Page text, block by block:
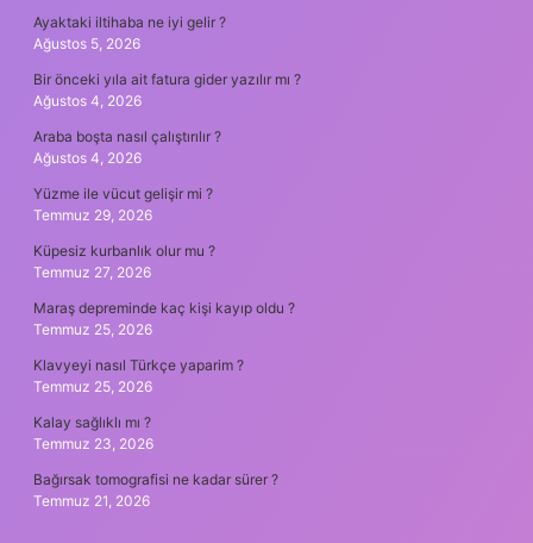
Ayaktaki iltihaba ne iyi gelir ?
Ağustos 5, 2026
Bir önceki yıla ait fatura gider yazılır mı ?
Ağustos 4, 2026
Araba boşta nasıl çalıştırılır ?
Ağustos 4, 2026
Yüzme ile vücut gelişir mi ?
Temmuz 29, 2026
Küpesiz kurbanlık olur mu ?
Temmuz 27, 2026
Maraş depreminde kaç kişi kayıp oldu ?
Temmuz 25, 2026
Klavyeyi nasıl Türkçe yaparim ?
Temmuz 25, 2026
Kalay sağlıklı mı ?
Temmuz 23, 2026
Bağırsak tomografisi ne kadar sürer ?
Temmuz 21, 2026